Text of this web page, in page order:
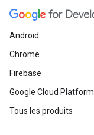
Android
Chrome
Firebase
Google Cloud Platform
Tous les produits